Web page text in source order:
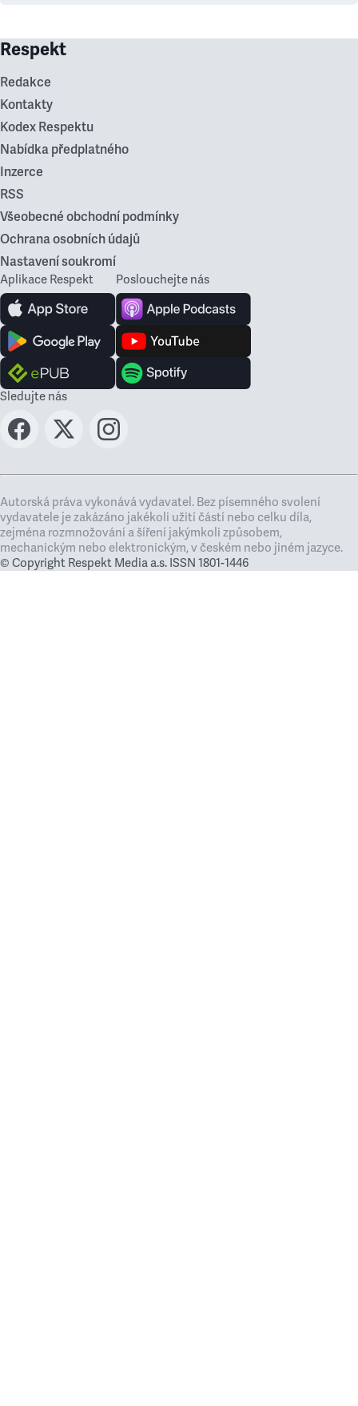
Respekt
Redakce
Kontakty
Kodex Respektu
Nabídka předplatného
Inzerce
RSS
Všeobecné obchodní podmínky
Ochrana osobních údajů
Nastavení soukromí
Aplikace Respekt Poslouchejte nás
Sledujte nás
Autorská práva vykonává vydavatel. Bez písemného svolení
vydavatele je zakázáno jakékoli užití částí nebo celku díla,
zejména rozmnožování a šíření jakýmkoli způsobem,
mechanickým nebo elektronickým, v českém nebo jiném jazyce.
© Copyright Respekt Media a.s. ISSN 1801-1446